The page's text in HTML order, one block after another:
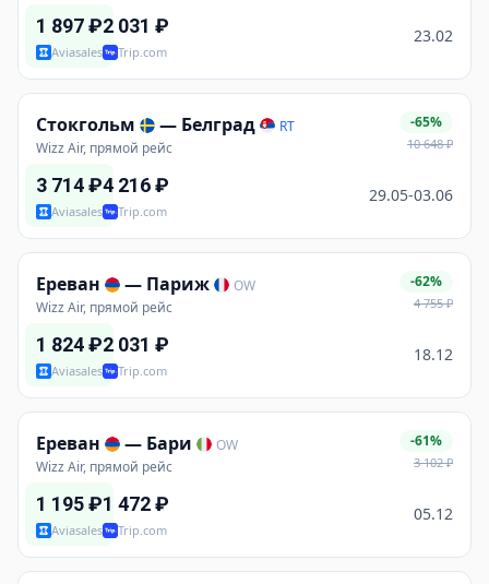
1 897₽
Aviasales
2 031 ₽
Trip.com
23.02
Стокгольм — Белград
RT
Wizz Air, прямой рейс
-65%
10 648₽
3 714₽
Aviasales
4 216₽
Trip.com
29.05-03.06
Ереван — Париж
OW
Wizz Air, прямой рейс
-62%
4 755₽
1 824₽
Aviasales
2 031 ₽
Trip.com
18.12
Ереван — Бари
OW
Wizz Air, прямой рейс
-61%
3 102₽
1 195₽
Aviasales
1 472₽
Trip.com
05.12